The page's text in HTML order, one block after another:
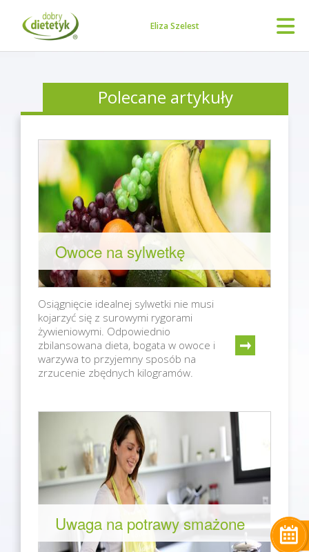
Eliza Szelest
Polecane artykuły
Owoce na sylwetkę
Osiągnięcie idealnej sylwetki nie musi
kojarzyć się z surowymi rygorami
żywieniowymi. Odpowiednio
zbilansowana dieta, bogata w owoce i
warzywa to przyjemny sposób na
zrzucenie zbędnych kilogramów.
Uwaga na potrawy smażone